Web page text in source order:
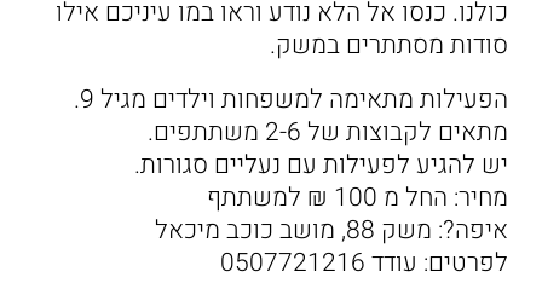
כולנו. כנסו אל הלא נודע וראו במו עיניכם אילו
סודות מסתתרים במשק.
הפעילות מתאימה למשפחות וילדים מגיל 9.
מתאים לקבוצות של 2-6 משתתפים.
יש להגיע לפעילות עם נעליים סגורות.
מחיר: החל מ 100 ₪ למשתתף
איפה?: משק 88, מושב כוכב מיכאל
לפרטים: עודד 0507721216